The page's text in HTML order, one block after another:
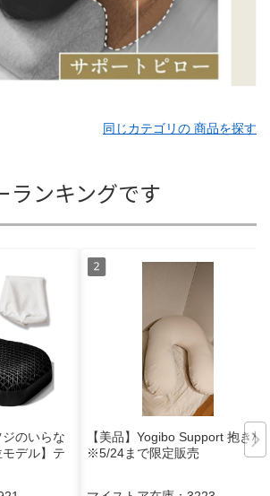
同じカテゴリの 商品を探す
ランキングです
ジのいらな
デル】テ
【美品】Yogibo Support 抱き枕
※5/24まで限定販売